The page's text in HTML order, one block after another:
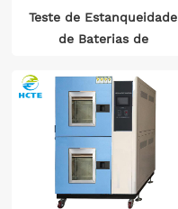
Teste de Estanqueidade
de Baterias de
Energia Automotiva